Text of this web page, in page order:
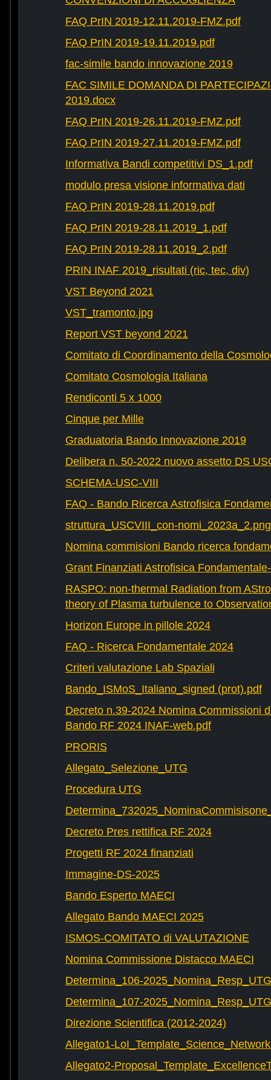
FAQ PrIN 2019-12.11.2019-FMZ.pdf
FAQ PrIN 2019-19.11.2019.pdf
fac-simile bando innovazione 2019
FAC SIMILE DOMANDA DI
2019.docx
FAQ PrIN 2019-26.11.2019-FMZ.pdf
FAQ PrIN 2019-27.11.2019-FMZ.pdf
Informativa Bandi competitivi DS_1.pdf
modulo presa visione informativa dati
FAQ PrIN 2019-28.11.2019.pdf
FAQ PrIN 2019-28.11.2019_1.pdf
FAQ PrIN 2019-28.11.2019_2.pdf
PRIN INAF 2019_risultati (ric, tec, div)
VST Beyond 2021
VST_tramonto.jpg
Report VST beyond 2021
Comitato di Coordinamento della
Comitato Cosmologia Italiana
Rendiconti 5 x 1000
Cinque per Mille
Graduatoria Bando Innovazione 2019
Delibera n. 50-2022 nuovo assetto DS
SCHEMA-USC-VIII
FAQ - Bando Ricerca Astrofisica
struttura_USCVIII_con-nomi_2023a_2.png
Nomina commisioni Bando ricerca
Grant Finanziati Astrofisica
RASPO: non-thermal Radiation from
theory of Plasma turbulence to
Horizon Europe in pillole 2024
FAQ - Ricerca Fondamentale 2024
Criteri valutazione Lab Spaziali
Bando_ISMoS_Italiano_signed (prot).pdf
Decreto n.39-2024 Nomina Commissioni
Bando RF 2024 INAF-web.pdf
PRORIS
Allegato_Selezione_UTG
Procedura UTG
Decreto Pres rettifica RF 2024
Progetti RF 2024 finanziati
Immagine-DS-2025
Bando Esperto MAECI
Allegato Bando MAECI 2025
ISMOS-COMITATO di VALUTAZIONE
Nomina Commissione Distacco MAECI
Determina_106-
Determina_107-
Direzione Scientifica (2012-2024)
Allegato1-
Allegato2-